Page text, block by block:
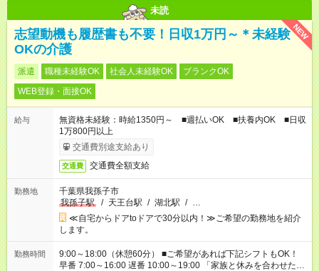
未読
NEW
志望動機も履歴書も不要！日収1万円～＊未経験
OKの介護
派遣 職種未経験OK 社会人未経験OK
ブランクOK
WEB登録・面接OK
給与
無資格未経験：時給1350円～ ■週払いOK ■扶養内OK ■日収
1万800円以上
交通費別途支給あり
交通費 交通費全額支給
勤務地
千葉県我孫子市
我孫子駅
/ 天王台駅 / 湖北駅 / …
≪自宅からドアtoドアで30分以内！≫ご希望の勤務地を紹介
します。
勤務時間
9:00～18:00（休憩60分） ■ご希望があれば下記シフトもOK！
早番 7:00～16:00 遅番 10:00～19:00 「家族と休みを合わせた